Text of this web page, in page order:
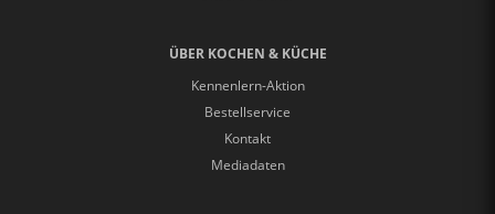
ÜBER KOCHEN & KÜCHE
Kennenlern-Aktion
Bestellservice
Kontakt
Mediadaten